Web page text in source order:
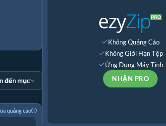
đến mục
quảng cáo
Không Quảng Cáo
Không Giới Hạn Tệp
Ứng Dụng Máy Tính
NHẬN PRO